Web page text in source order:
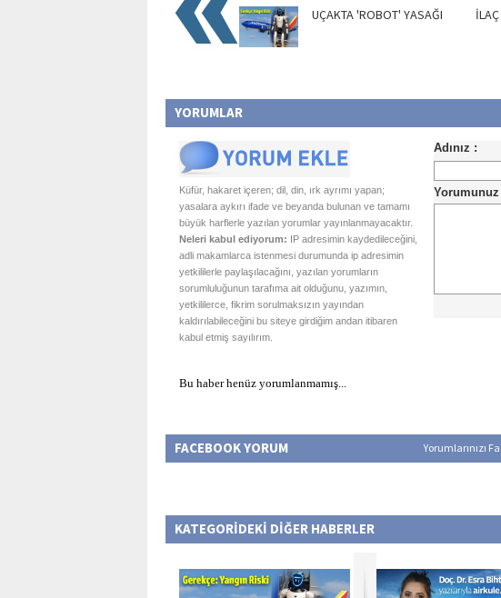
UÇAKTA 'ROBOT' YASAĞI
YORUMLAR
Küfür, hakaret içeren; dil, din, ırk ayrımı yapan;
yasalara aykırı ifade ve beyanda bulunan ve tamamı
büyük harflerle yazılan yorumlar yayınlanmayacaktır.
Neleri kabul ediyorum: IP adresimin kaydedileceğini,
adli makamlarca istenmesi durumunda ip adresimin
yetkililerle paylaşılacağını, yazılan yorumların
sorumluluğunun tarafıma ait olduğunu, yazımın,
yetkililerce, fikrim sorulmaksızın yayından
kaldırılabileceğini bu siteye girdiğim andan itibaren
kabul etmiş sayılırım.
Bu haber henüz yorumlanmamış...
FACEBOOK YORUM Yorumlarınızı
KATEGORİDEKİ DİĞER HABERLER